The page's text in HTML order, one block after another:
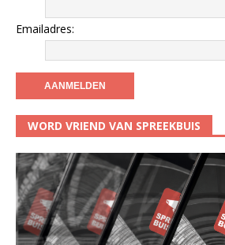
Emailadres:
WORD VRIEND VAN SPREEKBUIS